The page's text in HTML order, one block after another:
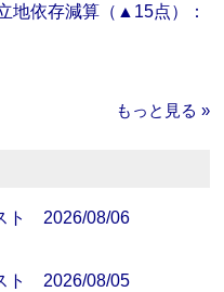
地依存減算（▲15点）：
もっと見る »
ト 2026/08/06
ト 2026/08/05